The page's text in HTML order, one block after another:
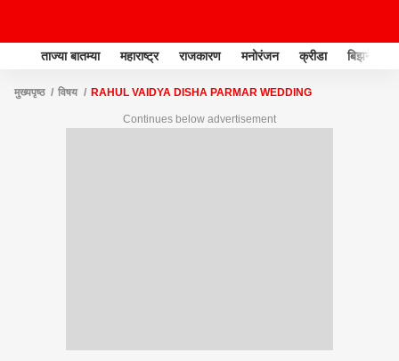
ताज्या बातम्या महाराष्ट्र राजकारण मनोरंजन क्रीडा बिझनेस
मुख्यपृष्ठ विषय RAHUL VAIDYA DISHA PARMAR WEDDING
Continues below advertisement